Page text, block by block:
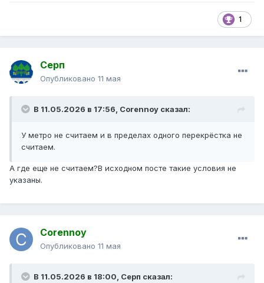
1
Серп
Опубликовано 11 мая
В 11.05.2026 в 17:56, Corennoy сказал:
У метро не считаем и в пределах одного перекрёстка не
считаем.
А где еще не считаем?В исходном посте такие условия не
указаны.
Corennoy
Опубликовано 11 мая
В 11.05.2026 в 18:00, Серп сказал: